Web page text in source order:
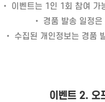
• 이벤트는 1인 1회 참여 가
• 경품 발송 일정
• 수집된 개인정보는 경품
이벤트2. 오